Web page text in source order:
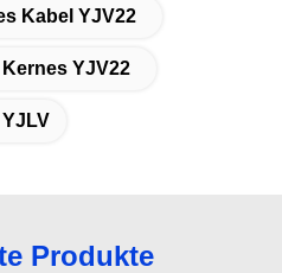
Kabel YJV22
YJV22
Produkte